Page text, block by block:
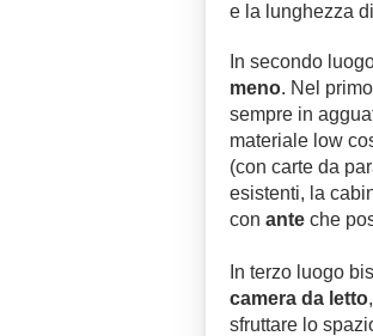
e la lunghezza
In secondo
meno. Nel
sempre in
materiale low
(con carte da
esistenti, la
con ante che
In terzo luogo
camera da letto
sfruttare lo